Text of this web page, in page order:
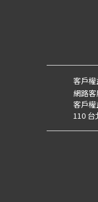
客戶
網路客
客戶權
110 台